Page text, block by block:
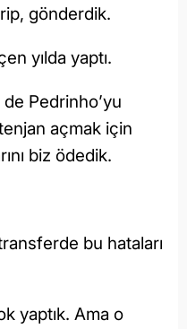
gönderdik.
yılda yaptı.
Pedrinho’yu
açmak için
biz ödedik.
bu hataları
yaptık. Ama o